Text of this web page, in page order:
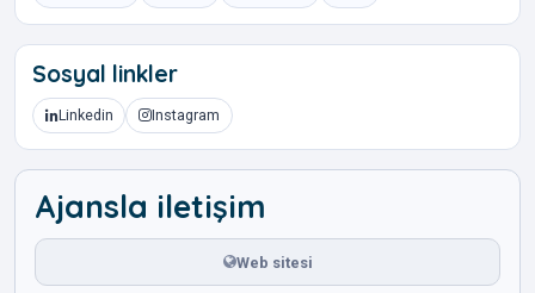
Sosyal linkler
Linkedin Instagram
Ajansla iletişim
Web sitesi